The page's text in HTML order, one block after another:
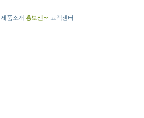
제품소개 홍보센터 고객센터